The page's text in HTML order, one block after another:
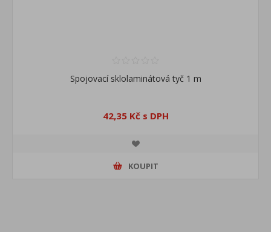
Spojovací sklolaminátová tyč 1 m
42,35 Kč s DPH
KOUPIT